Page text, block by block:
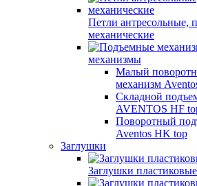
Петли антресольные,
механические
механизмы
Малый
механизм
Складной
AVENTOS HF
Поворотный
Aventos HK top
Заглушки
Заглушки